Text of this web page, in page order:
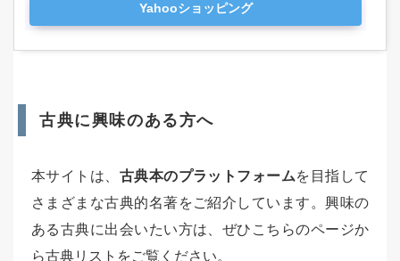
Yahooショッピング
古典に興味のある方へ
本サイトは、 古典本のプラットフォームを目指して
さまざまな古典的名著をご紹介しています。興味の
ある古典に出会いたい方は、ぜひこちらのページか
ら古典リストをご覧ください。